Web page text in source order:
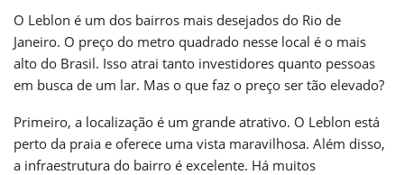
O Leblon é um dos bairros mais desejados do Rio de
Janeiro. O preço do metro quadrado nesse local é o mais
alto do Brasil. Isso atrai tanto investidores quanto pessoas
em busca de um lar. Mas o que faz o preço ser tão elevado?
Primeiro, a localização é um grande atrativo. O Leblon está
perto da praia e oferece uma vista maravilhosa. Além disso,
a infraestrutura do bairro é excelente. Há muitos